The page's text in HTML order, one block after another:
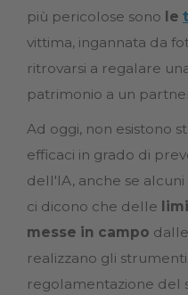
più pericolose sono le
vittima, ingannata da
ritrovarsi a regalare
patrimonio a un
Ad oggi, non esistono
efficaci in grado di
dell'IA, anche se
ci dicono che delle
messe in campo
realizzano gli
regolamentazione del